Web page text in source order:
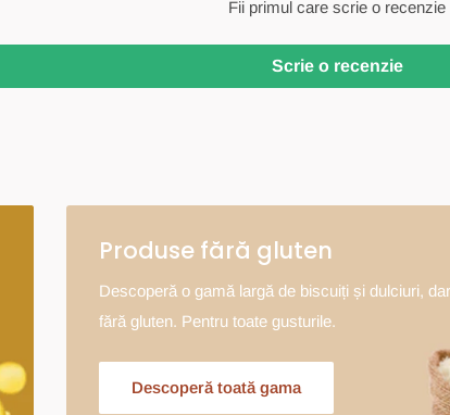
Fii primul care scrie o recenzie
Scrie o recenzie
Produse fără gluten
Descoperă o gamă largă de biscuiți și dulciuri,
fără gluten. Pentru toate gusturile.
Descoperă toată gama